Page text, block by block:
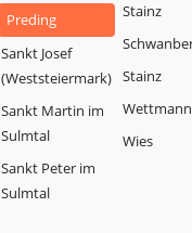
Preding
Sankt Josef
(Weststeiermark)
Sankt Martin im
Sulmtal
Sankt Peter im
Sulmtal
Stainz
Stainz
Wies